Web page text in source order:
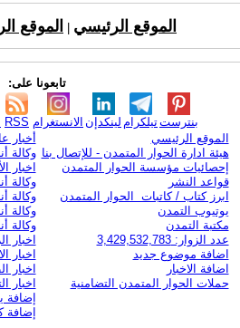
الموقع الرئيسي الموقع
تابعونا على:
RSS الانستغرام لينكدإن تيلكرامبنترست
الموقع الرئيسي
هيئة ادارة الحوار المتمدن - للإتصال بنا
إحصائيات مؤسسة الحوار المتمدن
قواعد النشر
ابرز كتاب / كاتبات الحوار المتمدن
يوتيوب التمدن
مكتبة التمدن
عدد الزوار: 3,429,532,783
اضافة موضوع جديد
اضافة الاخبار
حملات الحوار المتمدن التضامنية
أخبار
وكالة
اخبار
وكالة
وكالة
وكالة
وكالة
اخبار
اخبار
اخبار
اخبار
إضافة
إضافة